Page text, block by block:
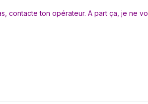
contacte ton opérateur. A part ça, je ne